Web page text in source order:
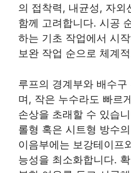
의 접착력, 내균성, 자외
함께 고려합니다. 시공
하는 기초 작업에서 시
보완 작업 순으로 체계
루프의 경계부와 배수
며, 작은 누수라도 빠르
손상을 초래할 수 있습
롤형 혹은 시트형 방수
이음부에는 보강테이프
능성을 최소화합니다.